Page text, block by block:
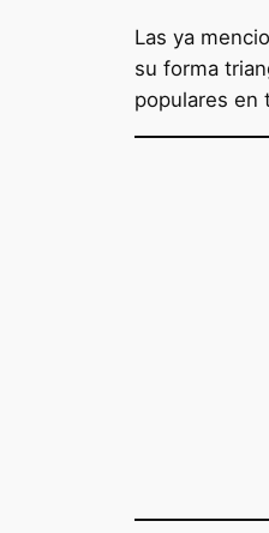
Las ya
su forma
populares en